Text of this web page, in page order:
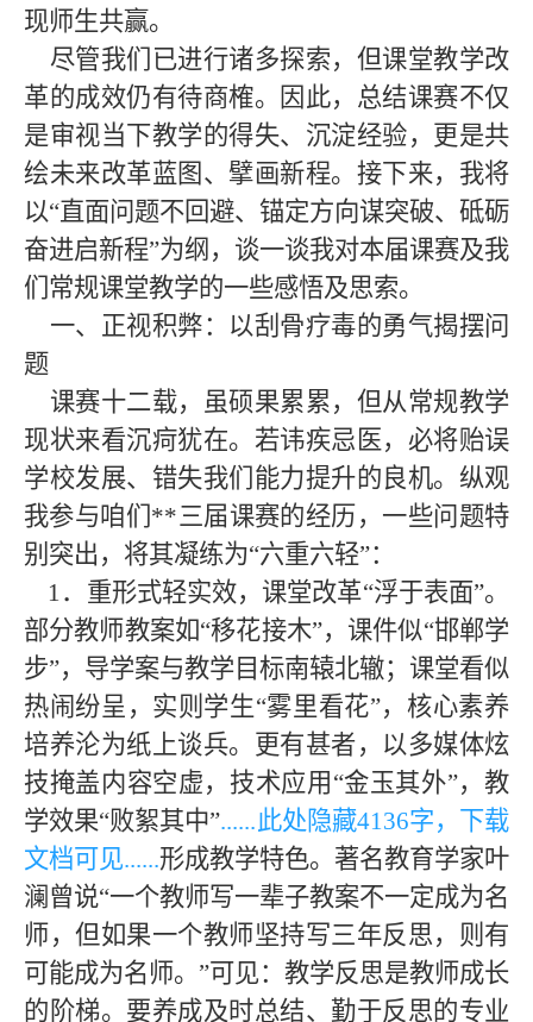
现师生共赢。
尽管我们已进行诸多探索，但课堂教学改
革的成效仍有待商榷。因此，总结课赛不仅
是审视当下教学的得失、沉淀经验，更是共
绘未来改革蓝图、擘画新程。接下来，我将
以“直面问题不回避、锚定方向谋突破、砥砺
奋进启新程”为纲，谈一谈我对本届课赛及我
们常规课堂教学的一些感悟及思索。
一、正视积弊：以刮骨疗毒的勇气揭摆问
题
课赛十二载，虽硕果累累，但从常规教学
现状来看沉疴犹在。若讳疾忌医，必将贻误
学校发展、错失我们能力提升的良机。纵观
我参与咱们 **三届课赛的经历，一些问题特
别突出，将其凝练为“六重六轻”：
1．重形式轻实效，课堂改革“浮于表面”。
部分教师教案如“移花接木”，课件似“邯郸学
步”，导学案与教学目标南辕北辙；课堂看似
热闹纷呈，实则学生“雾里看花”，核心素养
培养沦为纸上谈兵。更有甚者，以多媒体炫
技掩盖内容空虚，技术应用 “金玉其外”，教
学效果“败絮其中”......此处隐藏4136字，下载
文档可见......形成教学特色。著名教育学家叶
澜曾说“一个教师写一辈子教案不一定成为名
师，但如果一个教师坚持写三年反思，则有
可能成为名师。 ”可见：教学反思是教师成长
的阶梯。要养成及时总结、勤于反思的专业